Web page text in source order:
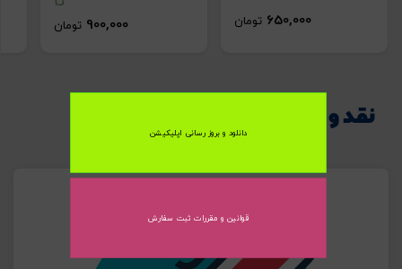
650,000 تومان 900,000 تومان
نقد و بررسی اجمالی
1033 و …
قوانین و مقررات ثبت سفارش
دانلود و بروز رسانی اپلیکیشن